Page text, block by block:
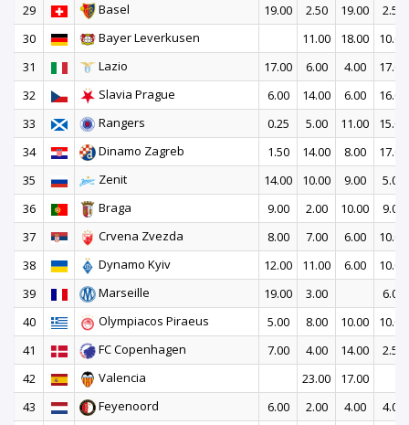
29
Basel 19.00 2.50 19.00
2.50
30
Bayer Leverkusen 11.00 18.00
10.00
31
Lazio 17.00 6.00 4.00
17.00
32
Slavia Prague 6.00 14.00 6.00
16.00
33
Rangers 0.25 5.00 11.00
15.00
34
Dinamo Zagreb 1.50 14.00 8.00
17.00
35
Zenit 14.00 10.00 9.00
5.00
36
Braga 9.00 2.00 10.00
9.00
37
Crvena Zvezda 8.00 7.00 6.00
10.00
38
Dynamo Kyiv 12.00 11.00 6.00
10.00
39
Marseille 19.00 3.00
6.00
40
Olympiacos Piraeus 5.00 8.00 10.00
10.00
41
FC Copenhagen 7.00 4.00 14.00
2.50
42
Valencia 23.00
17.00
43
Feyenoord 6.00 2.00 4.00
4.00